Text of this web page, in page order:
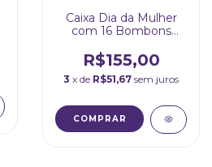
Caixa Dia da Mulher
com 16 Bombons
R$155,00
3 x de R$51,67 sem juros